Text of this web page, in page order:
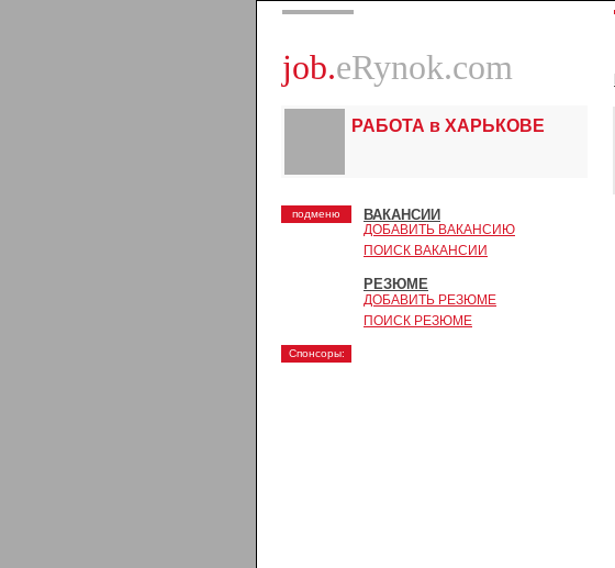
job.eRynok.com
РАБОТА в ХАРЬКОВЕ
подменю ВАКАНСИИ
ДОБАВИТЬ ВАКАНСИЮ
ПОИСК ВАКАНСИИ
РЕЗЮМЕ
ДОБАВИТЬ РЕЗЮМЕ
ПОИСК РЕЗЮМЕ
Спонсоры: